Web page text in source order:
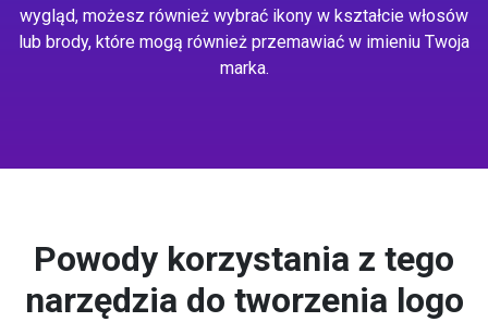
wygląd, możesz również wybrać ikony w kształcie włosów
lub brody, które mogą również przemawiać w imieniu Twoja
marka.
Powody korzystania z tego
narzędzia do tworzenia logo